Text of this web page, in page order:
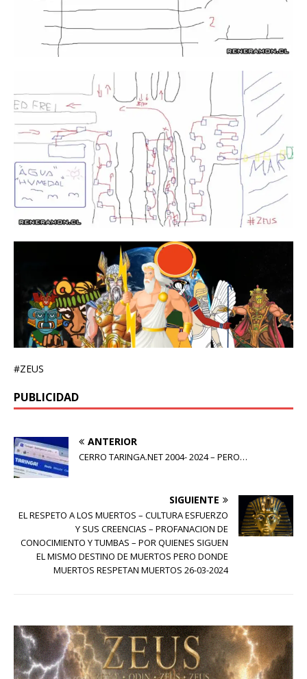
#ZEUS
PUBLICIDAD
ANTERIOR
CERRO TARINGA.NET 2004- 2024 – PERO…
SIGUIENTE
EL RESPETO A LOS MUERTOS – CULTURA ESFUERZO
Y SUS CREENCIAS – PROFANACION DE
CONOCIMIENTO Y TUMBAS – POR QUIENES SIGUEN
EL MISMO DESTINO DE MUERTOS PERO DONDE
MUERTOS RESPETAN MUERTOS 26-03-2024